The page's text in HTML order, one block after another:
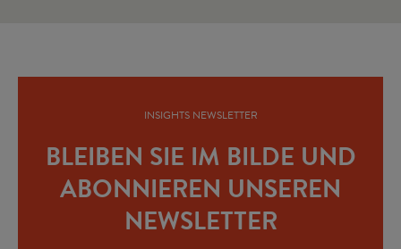
INSIGHTS NEWSLETTER
BLEIBEN SIE IM BILDE UND
ABONNIEREN UNSEREN
NEWSLETTER